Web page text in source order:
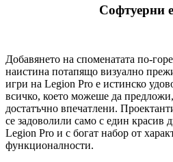
Софтуерни
Добавянето на споменатата по-
наистина потапящо визуално
игри на Legion Pro е истинско
всичко, което можеше да
достатъчно впечатлени.
се задоволили само с един красив
Legion Pro и с богат набор от
функционалности.